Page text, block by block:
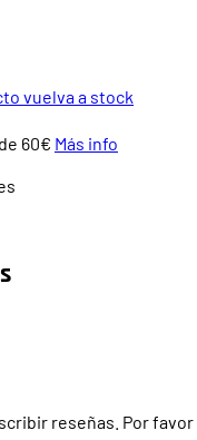
vuelva a stock
60€ Más info
reseñas. Por favor